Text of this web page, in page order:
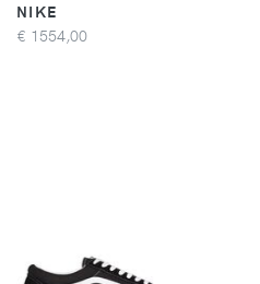
NIKE
€ 1554,00